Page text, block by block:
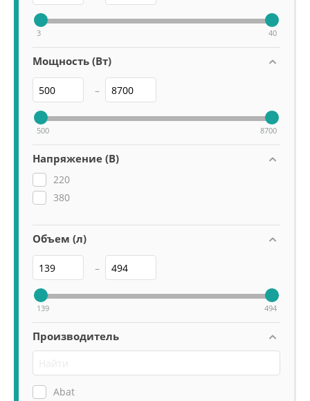
3 40
Мощность (Вт)
–
500 8700
Напряжение (В)
220
380
Объем (л)
–
139 494
Производитель
Abat